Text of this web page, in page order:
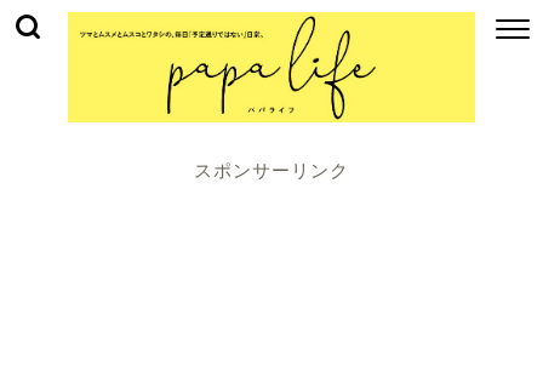
スポンサーリンク